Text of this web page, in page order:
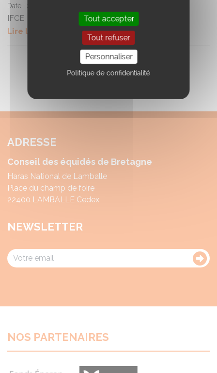
Date : 25/06/2024
IFCE
Lire la suite
ADRESSE
Conseil des équidés de Bretagne
Haras National de Lamballe
Place du champ de foire
22400 LAMBALLE Cedex
NEWSLETTER
NOS PARTENAIRES
Tout accepter
Tout refuser
Personnaliser
Politique de confidentialité